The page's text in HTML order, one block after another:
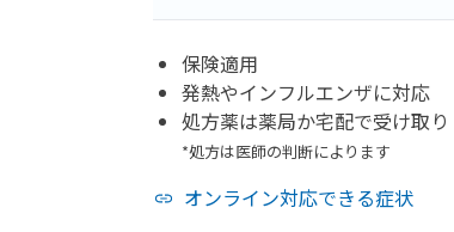
保険適用
発熱やインフルエンザに対応
処方薬は薬局か宅配で受け取り
*処方は医師の判断によります
オンライン対応できる症状